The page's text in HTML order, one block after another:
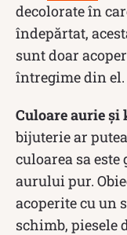
decolorate în
îndepărtat,
sunt doar
întregime din el.
Culoare aurie și
bijuterie ar
culoarea sa
aurului pur.
acoperite cu un
schimb, piesele